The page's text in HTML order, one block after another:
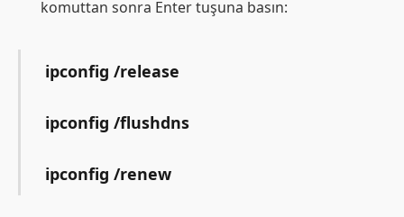
komuttan sonra Enter tuşuna basın:
ipconfig /release
ipconfig /flushdns
ipconfig /renew